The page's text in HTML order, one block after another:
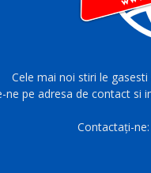
Cele mai noi stiri le
ne pe adresa de contact si
Contactați-